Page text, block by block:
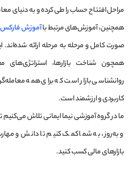
مراحل افتتاح حساب را طی کرده و به دنیای
همچنین، آموزش‌های مرتبط باآموزش فارکس
صورت کامل و مرحله به مرحله ارائه
همچون شناخت بازارها، استراتژی‌های
روانشناسی بازار است که برای همه
کاربردی و ارزشمند است.
ما در گروه آموزشی نیما ایمانی تلاش می‌کنیم
و به‌روز، به شما کمک کنیم تا دانش و
بازارهای مالی کسب کنید.